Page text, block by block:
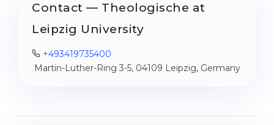
Contact — Theologische at
Leipzig University
+493419735400
Martin-Luther-Ring 3-5, 04109 Leipzig, Germany